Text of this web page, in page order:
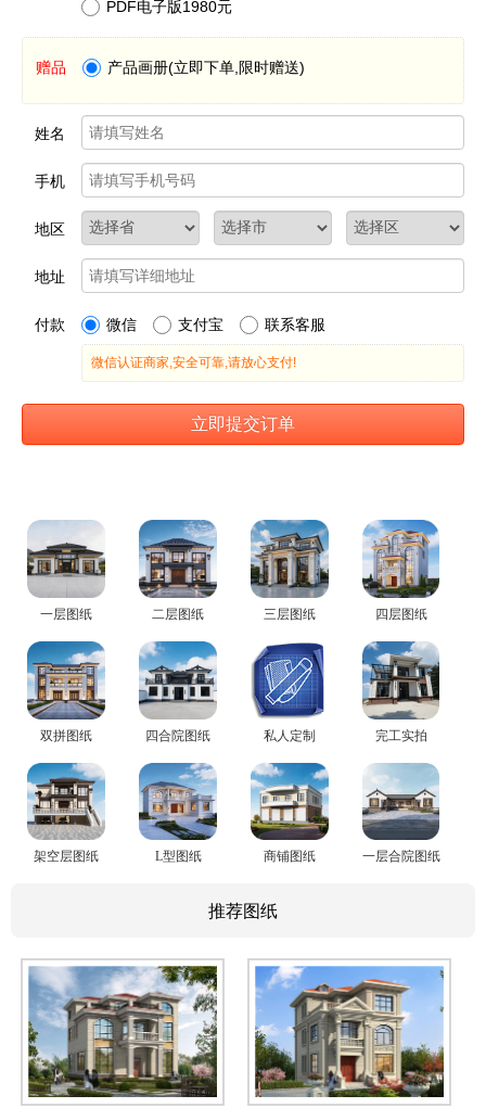
一层图纸 二层图纸 三层图纸 四层图纸
双拼图纸 四合院图纸 私人定制 完工实拍
架空层图纸 L型图纸 商铺图纸 一层合院图纸
推荐图纸